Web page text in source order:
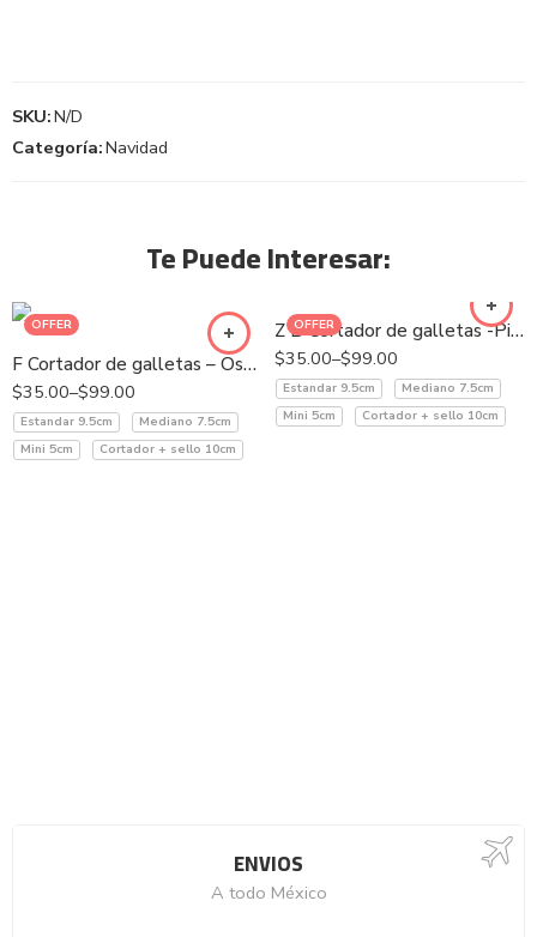
SKU:N/D
Categoría:Navidad
Te Puede Interesar:
OFFER
F Cortador de galletas – Oso polar
$35.00–$99.00
Estandar 9.5cm
Mediano 7.5cm
Mini 5cm
Cortador + sello 10cm
OFFER
Z B Cortador de galletas -Pino navidad
$35.00–$99.00
Estandar 9.5cm
Mediano 7.5cm
Mini 5cm
Cortador + sello 10cm
ENVIOS
A todo México